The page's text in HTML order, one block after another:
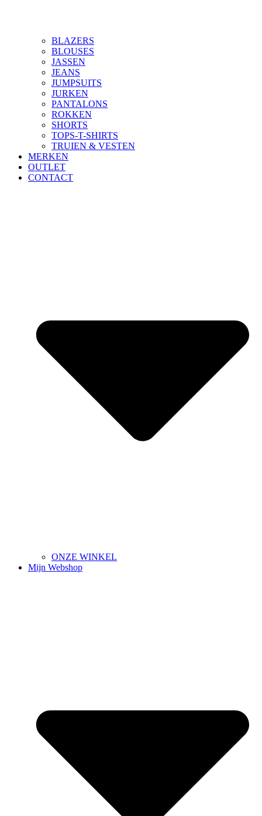
BLAZERS
BLOUSES
JASSEN
JEANS
JUMPSUITS
JURKEN
PANTALONS
ROKKEN
SHORTS
TOPS-T-SHIRTS
TRUIEN & VESTEN
MERKEN
OUTLET
CONTACT
ONZE WINKEL
Mijn Webshop